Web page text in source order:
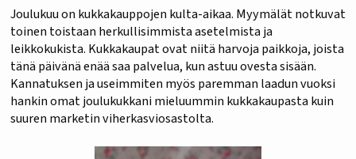
Joulukuu on kukkakauppojen kulta-aikaa. Myymälät notkuvat
toinen toistaan herkullisimmista asetelmista ja
leikkokukista. Kukkakaupat ovat niitä harvoja paikkoja, joista
tänä päivänä enää saa palvelua, kun astuu ovesta sisään.
Kannatuksen ja useimmiten myös paremman laadun vuoksi
hankin omat joulukukkani mieluummin kukkakaupasta kuin
suuren marketin viherkasviosastolta.